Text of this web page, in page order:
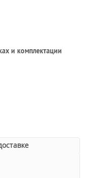
и комплектации